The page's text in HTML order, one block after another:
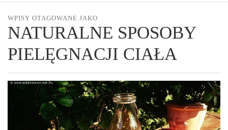
WPISY OTAGOWANE JAKO
NATURALNE SPOSOBY
PIELĘGNACJI CIAŁA